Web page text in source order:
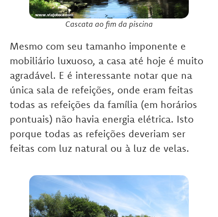
Cascata ao fim da piscina
Mesmo com seu tamanho imponente e
mobiliário luxuoso, a casa até hoje é muito
agradável. E é interessante notar que na
única sala de refeições, onde eram feitas
todas as refeições da família (em horários
pontuais) não havia energia elétrica. Isto
porque todas as refeições deveriam ser
feitas com luz natural ou à luz de velas.